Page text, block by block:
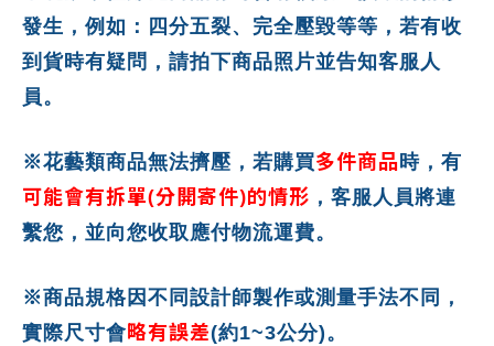
發生，例如：四分五裂、完全壓毀等等，若有收
到貨時有疑問，請拍下商品照片並告知客服人
員。
※花藝類商品無法擠壓，若購買多件商品 時，有
可能會有拆單(分開寄件)的情形 ，客服人員將連
繫您，並向您收取應付物流運費。
※商品規格因不同設計師製作或測量手法不同，
實際尺寸會略有誤差(約1~3公分)。